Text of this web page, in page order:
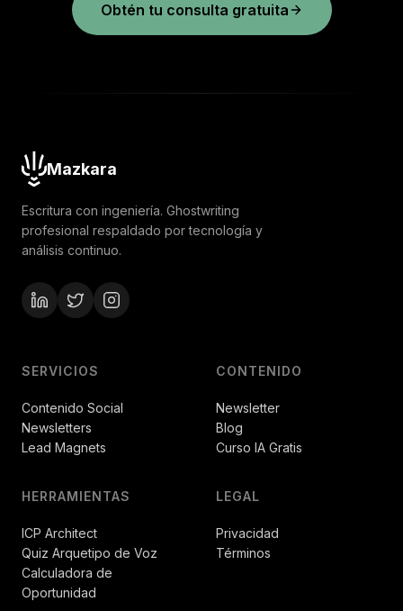
Obtén tu consulta gratuita
Mazkara
Escritura con ingeniería. Ghostwriting
profesional respaldado por tecnología y
análisis continuo.
SERVICIOS
Contenido Social
Newsletters
Lead Magnets
CONTENIDO
Newsletter
Blog
Curso IA Gratis
HERRAMIENTAS
ICP Architect
Quiz Arquetipo de Voz
Calculadora de
Oportunidad
LEGAL
Privacidad
Términos